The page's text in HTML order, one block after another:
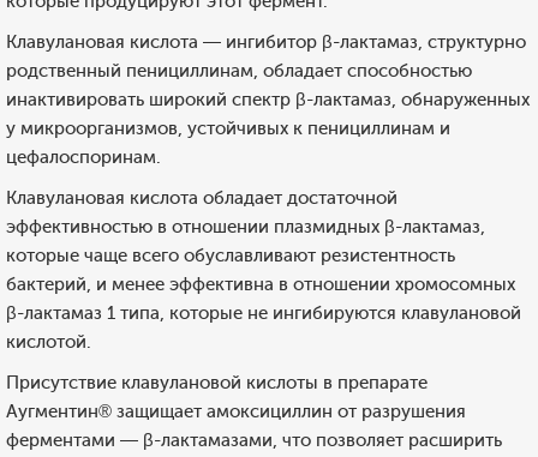
Клавулановая кислота — ингибитор β-лактамаз, структурно
родственный пенициллинам, обладает способностью
инактивировать широкий спектр β-лактамаз, обнаруженных
у микроорганизмов, устойчивых к пенициллинам и
цефалоспоринам.
Клавулановая кислота обладает достаточной
эффективностью в отношении плазмидных β-лактамаз,
которые чаще всего обуславливают резистентность
бактерий, и менее эффективна в отношении хромосомных
β-лактамаз 1 типа, которые не ингибируются клавулановой
кислотой.
Присутствие клавулановой кислоты в препарате
Аугментин® защищает амоксициллин от разрушения
ферментами — β-лактамазами, что позволяет расширить